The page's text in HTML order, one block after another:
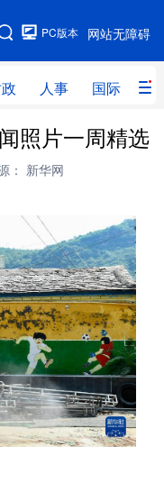
网站无障碍
PC版本
人事 国际 财
时政 人事
评
连线
子 体育
康 军事
片 政务
融 汽车
息化 数字经济
龄 溯源中国
照片一周精选
： 新华网